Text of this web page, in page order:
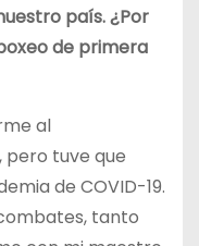
país. ¿Por
de primera
al
pero tuve que
de COVID-19.
tanto